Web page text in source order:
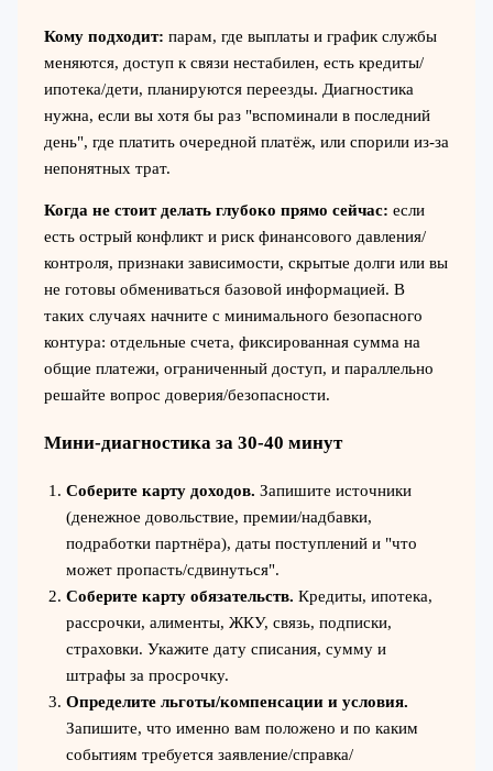
Кому подходит: парам, где выплаты и график службы
меняются, доступ к связи нестабилен, есть кредиты/
ипотека/дети, планируются переезды. Диагностика
нужна, если вы хотя бы раз "вспоминали в последний
день", где платить очередной платёж, или спорили из‑за
непонятных трат.
Когда не стоит делать глубоко прямо сейчас: если
есть острый конфликт и риск финансового давления/
контроля, признаки зависимости, скрытые долги или вы
не готовы обмениваться базовой информацией. В
таких случаях начните с минимального безопасного
контура: отдельные счета, фиксированная сумма на
общие платежи, ограниченный доступ, и параллельно
решайте вопрос доверия/безопасности.
Мини-диагностика за 30-40 минут
Соберите карту доходов. Запишите источники
(денежное довольствие, премии/надбавки,
подработки партнёра), даты поступлений и "что
может пропасть/сдвинуться".
Соберите карту обязательств. Кредиты, ипотека,
рассрочки, алименты, ЖКУ, связь, подписки,
страховки. Укажите дату списания, сумму и
штрафы за просрочку.
Определите льготы/компенсации и условия.
Запишите, что именно вам положено и по каким
событиям требуется заявление/справка/